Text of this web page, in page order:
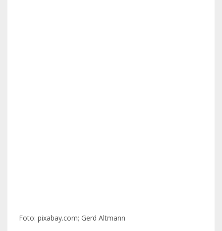
Foto: pixabay.com; Gerd Altmann